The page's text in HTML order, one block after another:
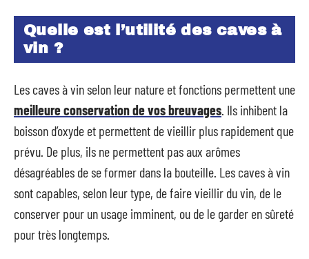
Quelle est l’utilité des caves à
vin ?
Les caves à vin selon leur nature et fonctions permettent une
meilleure conservation de vos breuvages . Ils inhibent la
boisson d’oxyde et permettent de vieillir plus rapidement que
prévu. De plus, ils ne permettent pas aux arômes
désagréables de se former dans la bouteille. Les caves à vin
sont capables, selon leur type, de faire vieillir du vin, de le
conserver pour un usage imminent, ou de le garder en sûreté
pour très longtemps.